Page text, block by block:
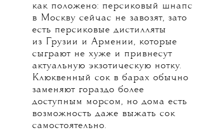
как положено: персиковый шнапс
в Москву сейчас не завозят, зато
есть персиковые дистилляты
из Грузии и Армении, которые
сыграют не хуже и привнесут
актуальную экзотическую нотку.
Клюквенный сок в барах обычно
заменяют гораздо более
доступным морсом, но дома есть
возможность даже выжать сок
самостоятельно.